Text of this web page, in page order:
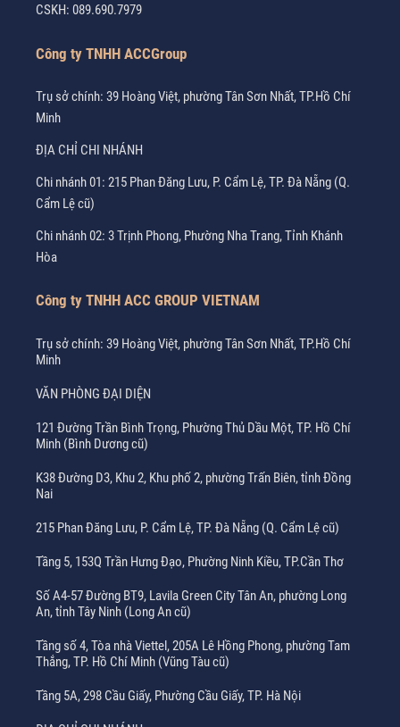
CSKH: 089.690.7979
Công ty TNHH ACCGroup
Trụ sở chính: 39 Hoàng Việt, phường Tân Sơn Nhất, TP.Hồ Chí
Minh
ĐỊA CHỈ CHI NHÁNH
Chi nhánh 01: 215 Phan Đăng Lưu, P. Cẩm Lệ, TP. Đà Nẵng (Q.
Cẩm Lệ cũ)
Chi nhánh 02: 3 Trịnh Phong, Phường Nha Trang, Tỉnh Khánh
Hòa
Công ty TNHH ACC GROUP VIETNAM
Trụ sở chính: 39 Hoàng Việt, phường Tân Sơn Nhất, TP.Hồ Chí
Minh
VĂN PHÒNG ĐẠI DIỆN
121 Đường Trần Bình Trọng, Phường Thủ Dầu Một, TP. Hồ Chí
Minh (Bình Dương cũ)
K38 Đường D3, Khu 2, Khu phố 2, phường Trấn Biên, tỉnh Đồng
Nai
215 Phan Đăng Lưu, P. Cẩm Lệ, TP. Đà Nẵng (Q. Cẩm Lệ cũ)
Tầng 5, 153Q Trần Hưng Đạo, Phường Ninh Kiều, TP.Cần Thơ
Số A4-57 Đường BT9, Lavila Green City Tân An, phường Long
An, tỉnh Tây Ninh (Long An cũ)
Tầng số 4, Tòa nhà Viettel, 205A Lê Hồng Phong, phường Tam
Thắng, TP. Hồ Chí Minh (Vũng Tàu cũ)
Tầng 5A, 298 Cầu Giấy, Phường Cầu Giấy, TP. Hà Nội